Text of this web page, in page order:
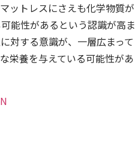
ットレスにさえも化学物質が
能性があるという認識が高ま
対する意識が、一層広まって
栄養を与えている可能性があ